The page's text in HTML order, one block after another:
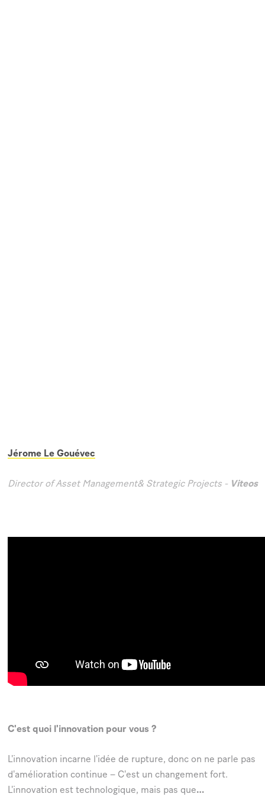
Jérome Le Gouévec
Director of Asset Management& Strategic Projects - Viteos
C'est quoi l'innovation pour vous ?
L'innovation incarne l'idée de rupture, donc on ne parle pas
d'amélioration continue – C'est un changement fort.
L'innovation est technologique, mais pas que…